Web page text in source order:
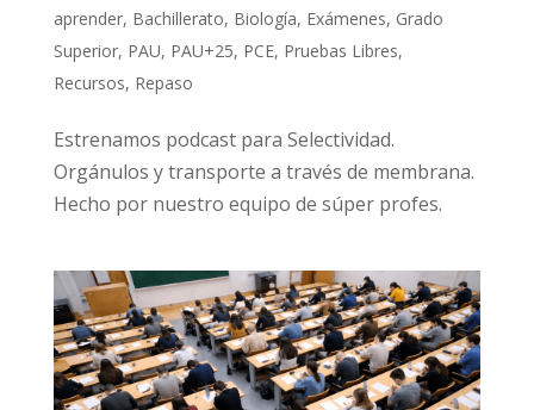
aprender, Bachillerato, Biología, Exámenes, Grado
Superior, PAU, PAU+25, PCE, Pruebas Libres,
Recursos, Repaso
Estrenamos podcast para Selectividad.
Orgánulos y transporte a través de membrana.
Hecho por nuestro equipo de súper profes.